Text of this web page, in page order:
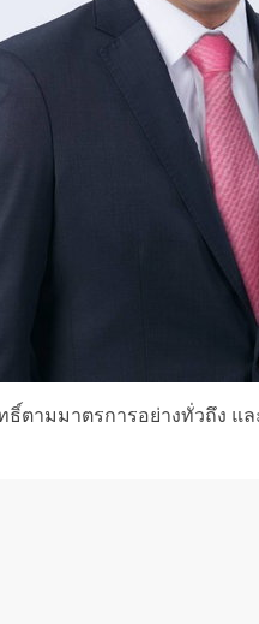
ตามมาตรการอย่างทั่วถึง แ